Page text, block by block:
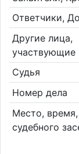
Ответчики,
Другие лица,
участвующие
Судья
Номер дела
Место, время,
судебного